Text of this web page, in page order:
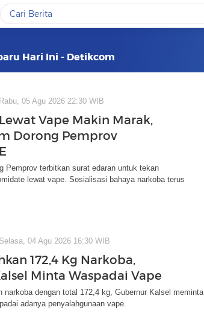
Hari Ini - Detikcom
Rabu, 05 Agu 2026 22:30 WIB
Vape Makin Marak,
Dorong Pemprov
Pemprov terbitkan surat edaran untuk tekan
lewat vape. Sosialisasi bahaya narkoba terus
Selasa, 04 Agu 2026 16:30 WIB
172,4 Kg Narkoba,
Minta Waspadai Vape
narkoba dengan total 172,4 kg, Gubernur Kalsel meminta
adanya penyalahgunaan vape.